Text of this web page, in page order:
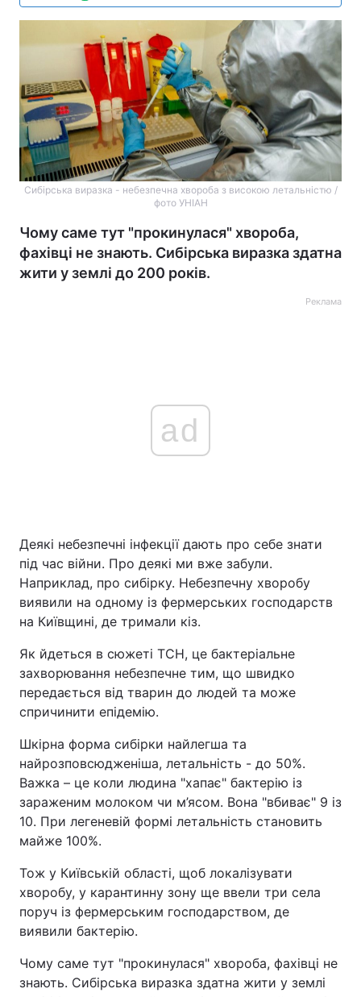
Сибірська виразка - небезпечна хвороба з високою летальністю /
фото УНІАН
Чому саме тут "прокинулася" хвороба,
фахівці не знають. Сибірська виразка здатна
жити у землі до 200 років.
Реклама
ad
Деякі небезпечні інфекції дають про себе знати
під час війни. Про деякі ми вже забули.
Наприклад, про сибірку. Небезпечну хворобу
виявили на одному із фермерських господарств
на Київщині, де тримали кіз.
Як йдеться в сюжеті ТСН, це бактеріальне
захворювання небезпечне тим, що швидко
передається від тварин до людей та може
спричинити епідемію.
Шкірна форма сибірки найлегша та
найрозповсюдженіша, летальність - до 50%.
Важка – це коли людина "хапає" бактерію із
зараженим молоком чи м’ясом. Вона "вбиває" 9 із
10. При легеневій формі летальність становить
майже 100%.
Тож у Київській області, щоб локалізувати
хворобу, у карантинну зону ще ввели три села
поруч із фермерським господарством, де
виявили бактерію.
Чому саме тут "прокинулася" хвороба, фахівці не
знають. Сибірська виразка здатна жити у землі